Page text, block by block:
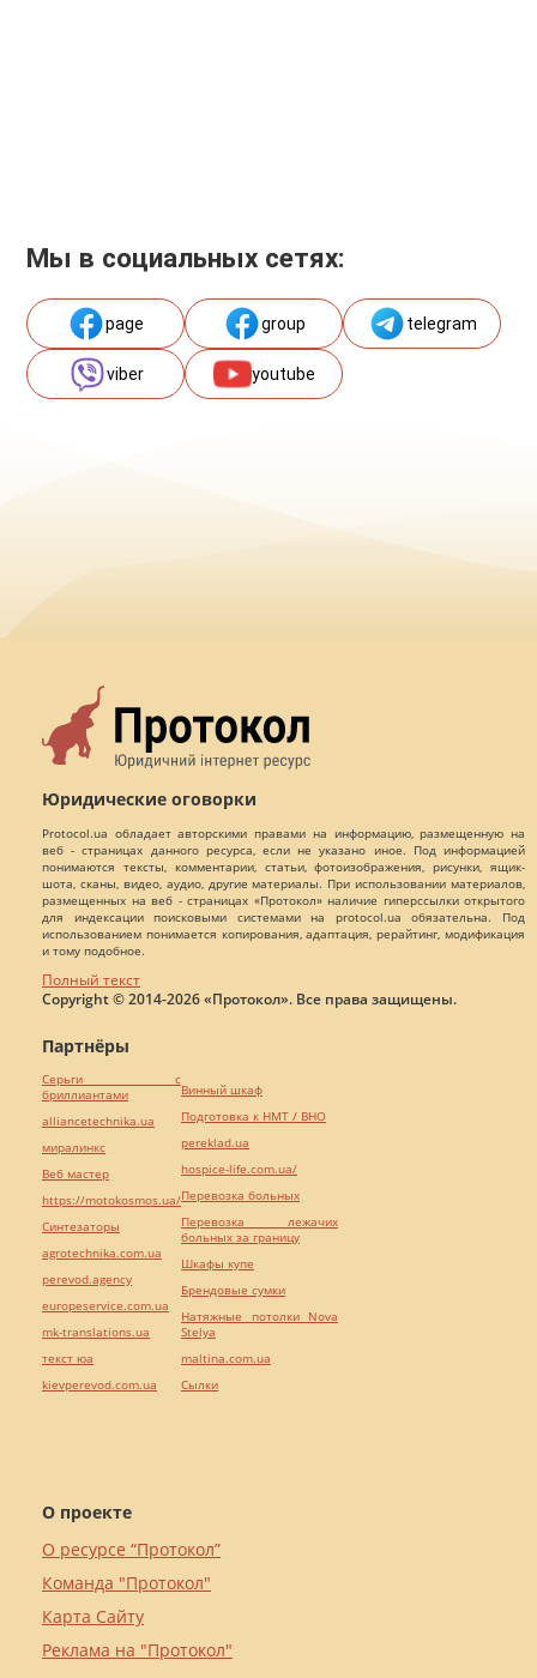
Мы в социальных сетях:
page group telegram
viber youtube
Юридические оговорки
Protocol.ua обладает авторскими правами на информацию, размещенную на
веб - страницах данного ресурса, если не указано иное. Под информацией
понимаются тексты, комментарии, статьи, фотоизображения, рисунки, ящик-
шота, сканы, видео, аудио, другие материалы. При использовании материалов,
размещенных на веб - страницах «Протокол» наличие гиперссылки открытого
для индексации поисковыми системами на protocol.ua обязательна. Под
использованием понимается копирования, адаптация, рерайтинг, модификация
и тому подобное.
Полный текст
Copyright © 2014-2026 «Протокол». Все права защищены.
О проекте
О ресурсе “Протокол”
Команда "Протокол"
Карта Сайту
Реклама на "Протокол"
Партнёры
Серьги с
бриллиантами
alliancetechnika.ua
миралинкс
Веб мастер
https://motokosmos.ua/
Синтезаторы
agrotechnika.com.ua
perevod.agency
europeservice.com.ua
mk-translations.ua
текст юа
kievperevod.com.ua
Винный шкаф
Подготовка к НМТ / ВНО
pereklad.ua
hospice-life.com.ua/
Перевозка больных
Перевозка лежачих
больных за границу
Шкафы купе
Брендовые сумки
Натяжные потолки Nova
Stelya
maltina.com.ua
Cылки